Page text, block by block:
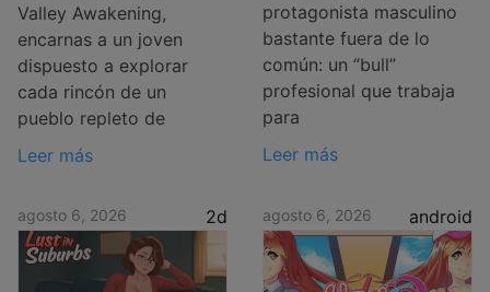
Valley Awakening,
encarnas a un joven
dispuesto a explorar
cada rincón de un
pueblo repleto de
Leer más
protagonista masculino
bastante fuera de lo
común: un “bull”
profesional que trabaja
para
Leer más
agosto 6, 2026 2d agosto 6, 2026 android